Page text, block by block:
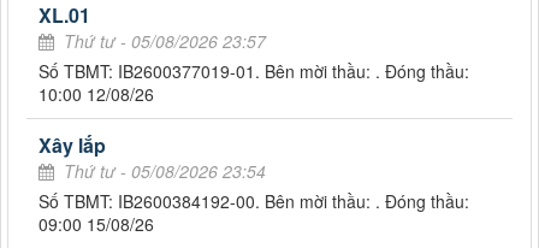
XL.01
Thứ tư - 05/08/2026 23:57
Số TBMT: IB2600377019-01. Bên mời thầu: . Đóng thầu:
10:00 12/08/26
Xây lắp
Thứ tư - 05/08/2026 23:54
Số TBMT: IB2600384192-00. Bên mời thầu: . Đóng thầu:
09:00 15/08/26